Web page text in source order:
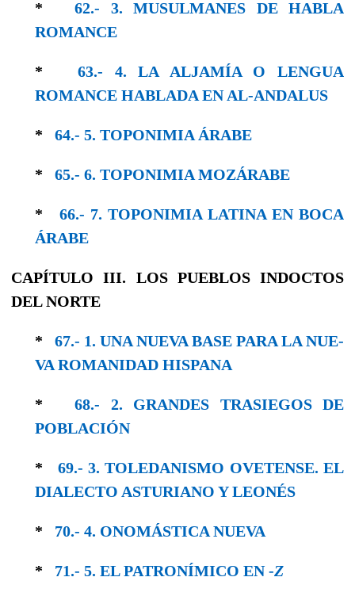
*62.- 3. MUSULMANES DE HABLA
ROMANCE
* 63.- 4. LA ALJAMÍA O LENGUA
ROMANCE HABLADA EN AL-ANDALUS
* 64.- 5. TOPONIMIA ÁRABE
* 65.- 6. TOPONIMIA MOZÁRABE
* 66.- 7. TOPONIMIA LATINA EN BOCA
ÁRABE
CAPÍTULO III. LOS PUEBLOS INDOCTOS
DEL NORTE
* 67.- 1. UNA NUEVA BASE PARA LA NUE­
VA ROMANIDAD HISPANA
*68.- 2. GRANDES TRASIEGOS DE
POBLACIÓN
* 69.- 3. TOLEDANISMO OVETENSE. EL
DIALEC­TO ASTURIANO Y LEONÉS
* 70.- 4. ONOMÁSTICA NUEVA
* 71.- 5. EL PATRONÍMICO EN -Z